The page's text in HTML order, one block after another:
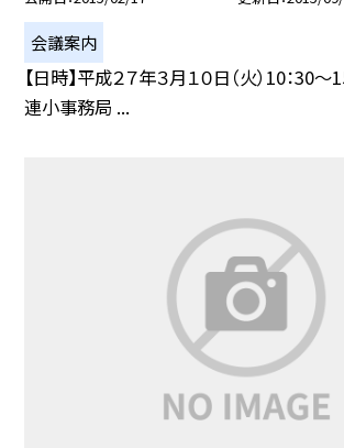
会議案内
【日時】平成２７年３月１０日（火）10：30〜
連小事務局 ...